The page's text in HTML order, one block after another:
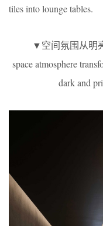
tiles into lounge tables.
▼空间氛围从明
space atmosphere
dark and